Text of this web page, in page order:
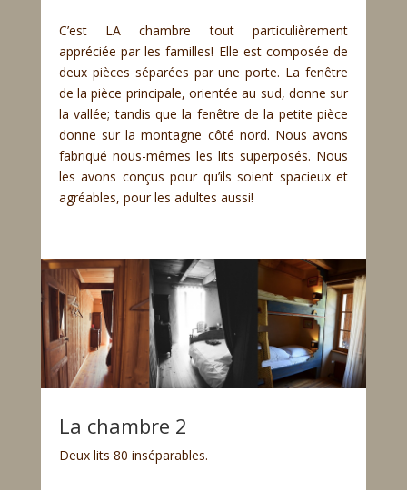
C’est LA chambre tout particulièrement
appréciée par les familles! Elle est composée de
deux pièces séparées par une porte. La fenêtre
de la pièce principale, orientée au sud, donne sur
la vallée; tandis que la fenêtre de la petite pièce
donne sur la montagne côté nord. Nous avons
fabriqué nous-mêmes les lits superposés. Nous
les avons conçus pour qu’ils soient spacieux et
agréables, pour les adultes aussi!
La chambre 2
Deux lits 80 inséparables.